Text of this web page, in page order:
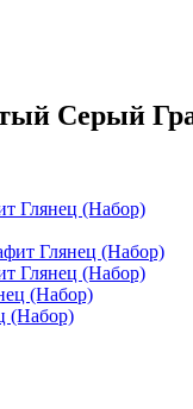
Серый
Глянец (Набор)
Глянец (Набор)
(Набор)